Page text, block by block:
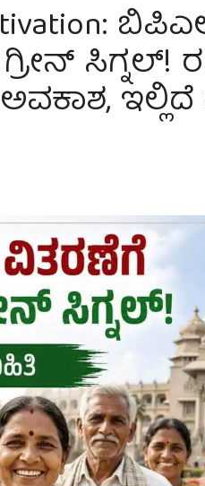
ಸಿಗ್ನಲ್!